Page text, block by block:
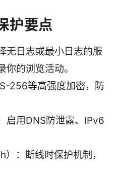
护要点
无日志或最小日志的服
你的浏览活动。
256等高强度加密，防
启用DNS防泄露、IPv6
：断线时保护机制，